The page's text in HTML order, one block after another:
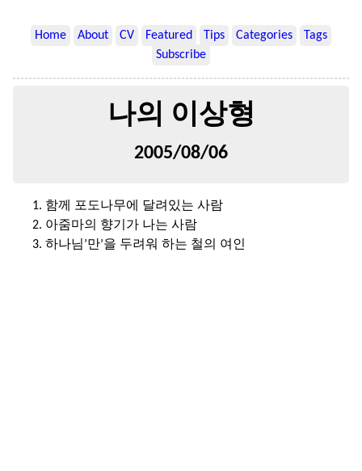
Home About CV Featured Tips Categories
Tags
Subscribe
나의 이상형
2005/08/06
함께 포도나무에 달려있는 사람
아줌마의 향기가 나는 사람
하나님’만’을 두려워 하는 철의 여인